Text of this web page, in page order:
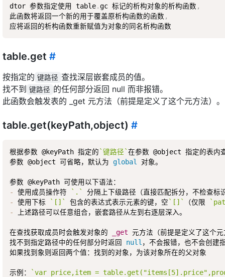
dtor 参数指定使用 table.gc 标记的析构对象的析构函数 ,
此函数将返回一个新的用于覆盖原析构函数的函数 ,
table.get #
按指定的 键路径 查找深层嵌套成员的值。
找不到 键路径 的任何部分返回 null 而非报错。
此函数会触发表的 _get 元方法（前提是定义了这个元方法）。
table.get(keyPath,object) #
根据参数 @keyPath 指定的`键路径`在参数 @object 指定的表
参数 @object 可省略，默认为 global 对象。
- 使用成员操作符
`.`
- 使用下标 `[]` 包含的表达式表示元素的键，空`[]` （仅限
- 上述路径可以任意组合，嵌套路径从左到右逐层深入。
在查找获取成员时会触发对象的 _get 元方法（前提是定义了这个
找不到指定路径中的任何部分时返回 null ，不会报错，也不会创
如果找到象则返回两个值：找到的对象，为该对象所在的父对象
示例： `var price,item =